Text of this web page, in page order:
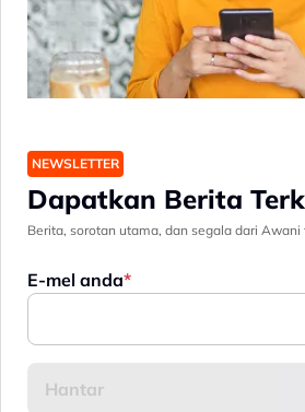
NEWSLETTER
Dapatkan Berita
Berita, sorotan utama, dan segala dari
E-mel anda